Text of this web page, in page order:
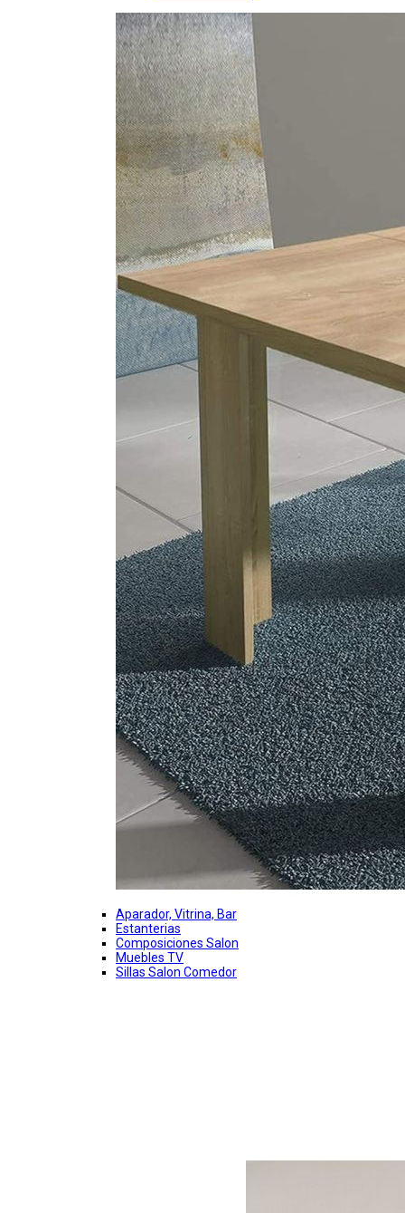
Aparador, Vitrina, Bar
Estanterias
Composiciones Salon
Muebles TV
Sillas Salon Comedor